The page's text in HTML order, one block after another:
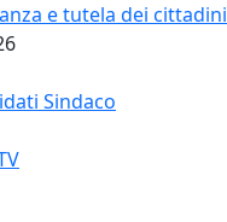
e tutela dei cittadini
Sindaco